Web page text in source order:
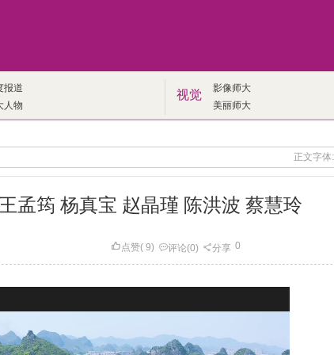
报道
人物
视觉
影像师大
美丽师大
正文字体:
孟筠 杨真宝 赵晶瑾 陈洪波 蔡慧玲
点赞( 9) 评论(0) 分享 0